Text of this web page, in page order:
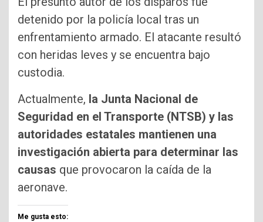
detenido por la policía local tras un
enfrentamiento armado. El atacante resultó
con heridas leves y se encuentra bajo
custodia.
Actualmente, la Junta Nacional de
Seguridad en el Transporte (NTSB) y las
autoridades estatales mantienen una
investigación abierta para determinar las
causas que provocaron la caída de la
aeronave.
Me gusta esto: